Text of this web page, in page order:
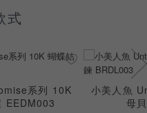
式
系列 10K
EEDM003
小美人魚
母